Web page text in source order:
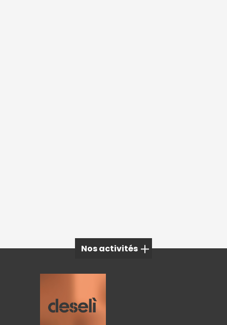
Nos activités
Mobilier extérieur à Megève
Mobilier extérieur à Aix-les-Bains